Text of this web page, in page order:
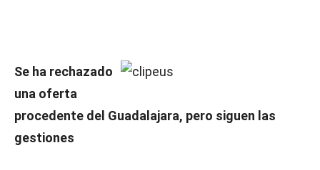
Se ha rechazado
una oferta
procedente del Guadalajara, pero siguen las
gestiones